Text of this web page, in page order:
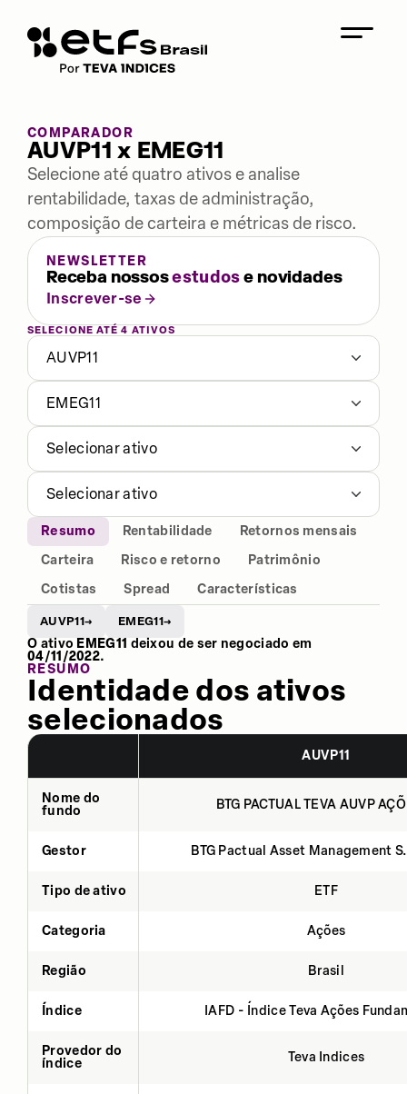
COMPARADOR
AUVP11 x EMEG11
Selecione até quatro ativos e analise
rentabilidade, taxas de administração,
composição de carteira e métricas de risco.
NEWSLETTER
Receba nossosestudose novidades
Inscrever-se
SELECIONE ATÉ 4 ATIVOS
AUVP11
EMEG11
Selecionar ativo
Selecionar ativo
Resumo Rentabilidade
Retornos mensais
Carteira
Risco e retorno
Patrimônio
Cotistas
Spread Características
AUVP11→ EMEG11→
O ativo EMEG11 deixou de ser negociado em
04/11/2022.
RESUMO
Identidade dos ativos
selecionados
AUVP11
Nome do
fundo
BTG PACTUAL TEVA AUVP
Gestor BTG Pactual Asset Management
Tipo de ativo ETF
Categoria Ações
Região Brasil
Índice IAFD - Índice Teva Ações
Provedor do
índice
Teva Indices